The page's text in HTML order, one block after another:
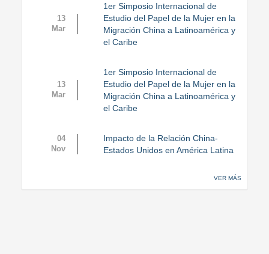
13
Mar
1er Simposio Internacional de
Estudio del Papel de la Mujer en la
Migración China a Latinoamérica y
el Caribe
13
Mar
1er Simposio Internacional de
Estudio del Papel de la Mujer en la
Migración China a Latinoamérica y
el Caribe
04
Nov
Impacto de la Relación China-
Estados Unidos en América Latina
VER MÁS